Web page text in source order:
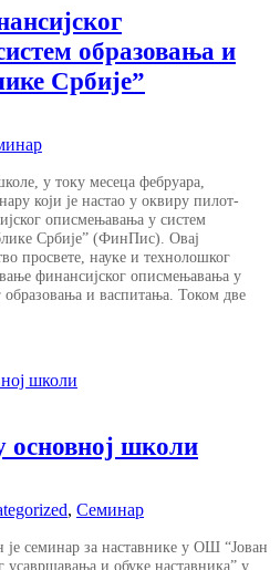
образовања и
Србије”
у току месеца фебруара,
који је настао у оквиру пилот-
описмењавања у систем
Србије” (ФинПис). Овај
просвете, науке и технолошког
финансијског описмењавања у
и васпитања. Током две
основној школи
, Семинар
семинар за наставнике у ОШ “Јован
и обуке наставника” у